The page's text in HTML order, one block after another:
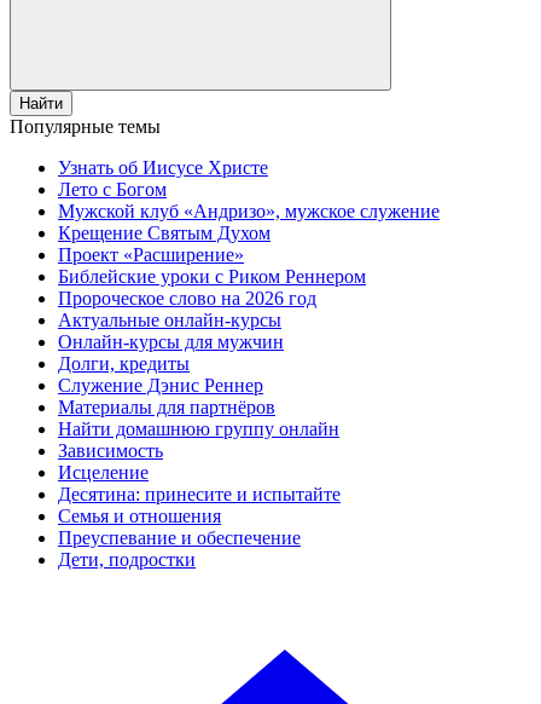
Найти
Популярные темы
Узнать об Иисусе Христе
Лето с Богом
Мужской клуб «Андризо», мужское служение
Крещение Святым Духом
Проект «Расширение»
Библейские уроки с Риком Реннером
Пророческое слово на 2026 год
Актуальные онлайн-курсы
Онлайн-курсы для мужчин
Долги, кредиты
Служение Дэнис Реннер
Материалы для партнёров
Найти домашнюю группу онлайн
Зависимость
Исцеление
Десятина: принесите и испытайте
Семья и отношения
Преуспевание и обеспечение
Дети, подростки